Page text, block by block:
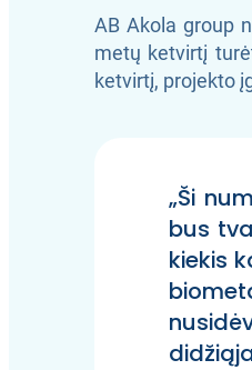
AB Akola group
metų ketvirtį
ketvirtį, projekto
„Ši
bus
kiekis